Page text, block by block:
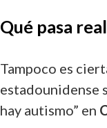
Qué pasa
Tampoco es
estadounidense
hay autismo” en